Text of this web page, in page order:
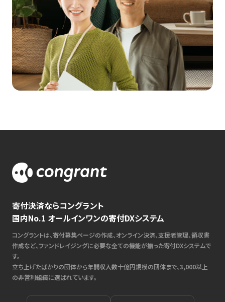
寄付決済ならコングラント
国内No.1 オールインワンの寄付DXシステム
コングラントは、寄付募集ページの作成、オンライン決済、支援者管理、領収書
作成など、ファンドレイジングに必要な全ての機能が揃った寄付DXシステムで
す。
立ち上げたばかりの団体から年間収入数十億円規模の団体まで、3,000以上
の非営利組織に選ばれています。